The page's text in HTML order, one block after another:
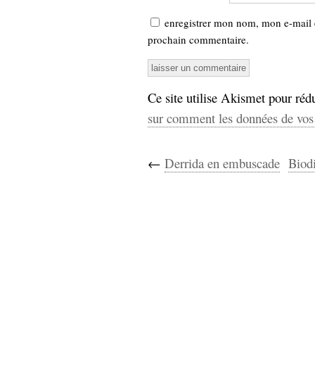
enregistrer mon nom, mon e-
prochain commentaire.
Ce site utilise Akismet pour
sur comment les données de
← Derrida en embuscade